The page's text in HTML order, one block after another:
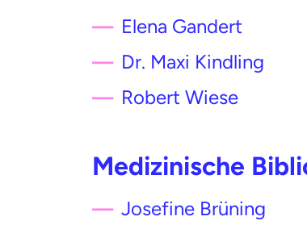
Elena Gandert
Dr. Maxi Kindling
Robert Wiese
Medizinische
Josefine Brüning